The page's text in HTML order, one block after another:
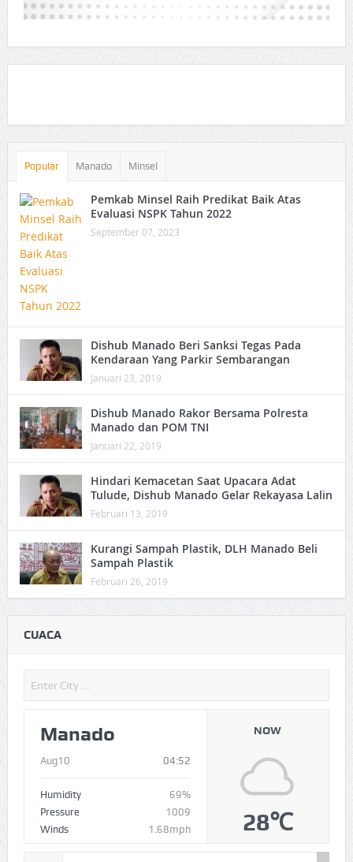
Popular Manado Minsel
Pemkab Minsel Raih Predikat Baik Atas
Evaluasi NSPK Tahun 2022
September 07, 2023
Dishub Manado Beri Sanksi Tegas Pada
Kendaraan Yang Parkir Sembarangan
Januari 23, 2019
Dishub Manado Rakor Bersama Polresta
Manado dan POM TNI
Januari 22, 2019
Hindari Kemacetan Saat Upacara Adat
Tulude, Dishub Manado Gelar Rekayasa Lalin
Februari 13, 2019
Kurangi Sampah Plastik, DLH Manado Beli
Sampah Plastik
Februari 26, 2019
CUACA
Manado
Aug10 04:52
Humidity
69%
Pressure
1009
Winds
1.68mph
NOW
28℃